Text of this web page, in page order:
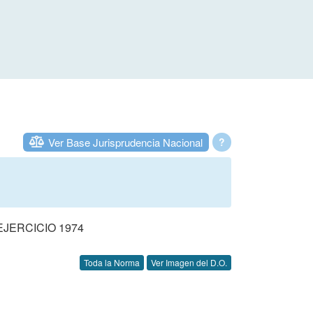
?
Ver Base Jurisprudencia Nacional
1974
Toda la Norma Ver Imagen del D.O.